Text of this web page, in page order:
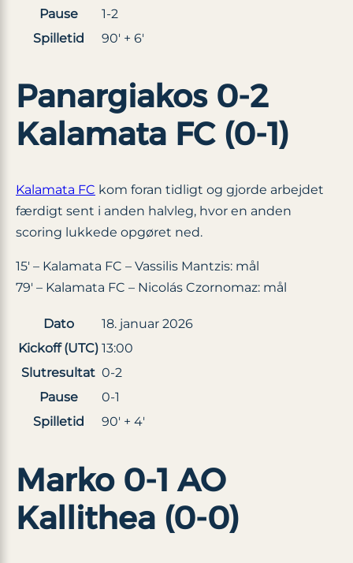
Pause
1-2
Spilletid
90′ + 6′
Panargiakos 0-2
Kalamata FC (0-1)
Kalamata FC kom foran tidligt og gjorde arbejdet
færdigt sent i anden halvleg, hvor en anden
scoring lukkede opgøret ned.
15′ – Kalamata FC – Vassilis Mantzis: mål
79′ – Kalamata FC – Nicolás Czornomaz: mål
Dato
18. januar 2026
Kickoff (UTC) 13:00
Slutresultat 0-2
Pause
0-1
Spilletid
90′ + 4′
Marko 0-1 AO
Kallithea (0-0)